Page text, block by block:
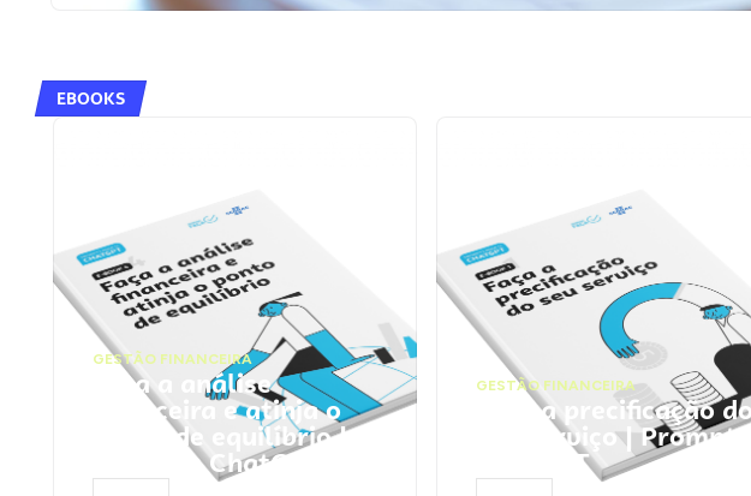
EBOOKS
GESTÃO FINANCEIRA
Faça a análise
financeira e atinja o
ponto de equilíbrio |
Prompts ChatGPT
GESTÃO FINANCEIRA
Faça a precificação
seu serviço | Prompts
ChatGPT